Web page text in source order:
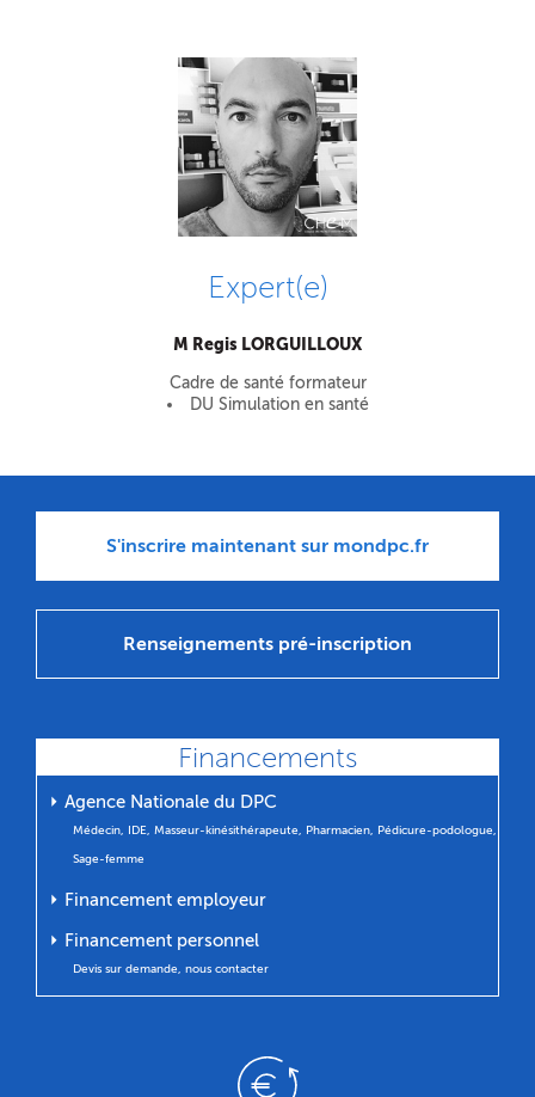
Expert(e)
M Regis LORGUILLOUX
Cadre de santé formateur
DU Simulation en santé
S'inscrire maintenant sur mondpc.fr
Renseignements pré-inscription
Financements
⏵ Agence Nationale du DPC
Médecin, IDE, Masseur-kinésithérapeute, Pharmacien, Pédicure-podologue,
Sage-femme
⏵ Financement employeur
⏵ Financement personnel
Devis sur demande, nous contacter